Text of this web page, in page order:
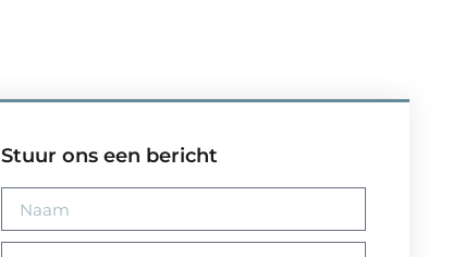
Stuur ons een bericht